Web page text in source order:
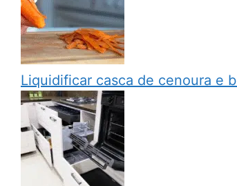
Liquidificar casca de cenoura e